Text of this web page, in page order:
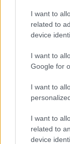
I want to
related to
device
I want to
Google for
I want to
I want to
related to
device
A Mercedes-
elmondása
termelést,